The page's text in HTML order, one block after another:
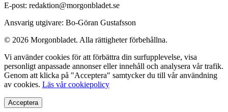
E-post: redaktion@morgonbladet.se
Ansvarig utgivare: Bo-Göran Gustafsson
© 2026 Morgonbladet. Alla rättigheter förbehållna.
Vi använder cookies för att förbättra din surfupplevelse, visa
personligt anpassade annonser eller innehåll och analysera vår trafik.
Genom att klicka på "Acceptera" samtycker du till vår användning
av cookies. Läs vår cookiepolicy
Acceptera